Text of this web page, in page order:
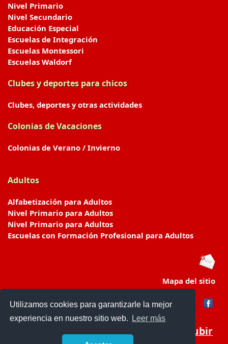
Utilizamos cookies para garantizarle la mejor
experiencia en nuestro sitio web.
Leer más
Nivel Primario
Nivel Secundario
Educación Especial
Escuelas de Integración
Escuelas Montessori
Escuelas Waldorf
Clubes y deportes para chicos
Clubes, deportes y otras actividades
Colonias de Vacaciones
Colonias de Verano / Invierno
Adultos
Alfabetización para Adultos
Nivel Primario para Adultos
Nivel Primario para Adultos
Escuelas con Formación Profesional para Adultos
Mapa del sitio
Subir